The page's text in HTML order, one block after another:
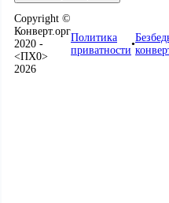
Copyright ©
Конверт.орг
2020 -
<ПХ0>
2026
Политика
приватности
•